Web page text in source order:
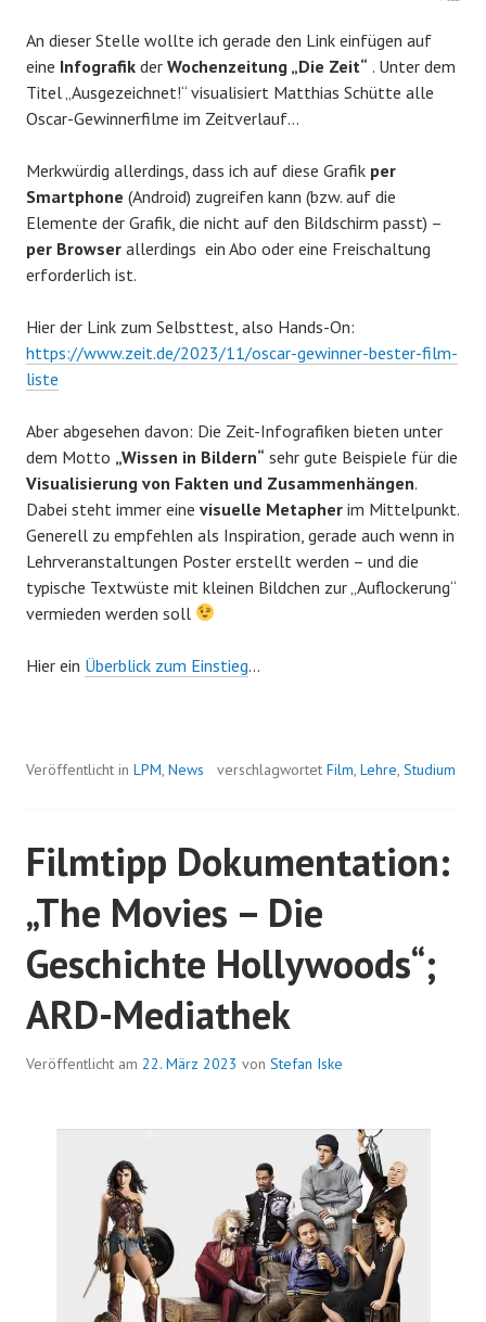
An dieser Stelle wollte ich gerade den Link einfügen auf
eine Infografik der Wochenzeitung „Die Zeit“ . Unter dem
Titel „Ausgezeichnet!“ visualisiert Matthias Schütte alle
Oscar-Gewinnerfilme im Zeitverlauf…
Merkwürdig allerdings, dass ich auf diese Grafik per
Smartphone (Android) zugreifen kann (bzw. auf die
Elemente der Grafik, die nicht auf den Bildschirm passt) –
per Browser allerdings ein Abo oder eine Freischaltung
erforderlich ist.
Hier der Link zum Selbsttest, also Hands-On:
https://www.zeit.de/2023/11/oscar-gewinner-bester-film-
liste
Aber abgesehen davon: Die Zeit-Infografiken bieten unter
dem Motto „Wissen in Bildern“ sehr gute Beispiele für die
Visualisierung von Fakten und Zusammenhängen.
Dabei steht immer eine visuelle Metapher im Mittelpunkt.
Generell zu empfehlen als Inspiration, gerade auch wenn in
Lehrveranstaltungen Poster erstellt werden – und die
typische Textwüste mit kleinen Bildchen zur „Auflockerung“
vermieden werden soll
Hier ein Überblick zum Einstieg…
Veröffentlicht in LPM News verschlagwortet Film Lehre Studium
Filmtipp Dokumentation:
„The Movies – Die
Geschichte Hollywoods“;
ARD-Mediathek
Veröffentlicht am 22. März 2023 von Stefan Iske